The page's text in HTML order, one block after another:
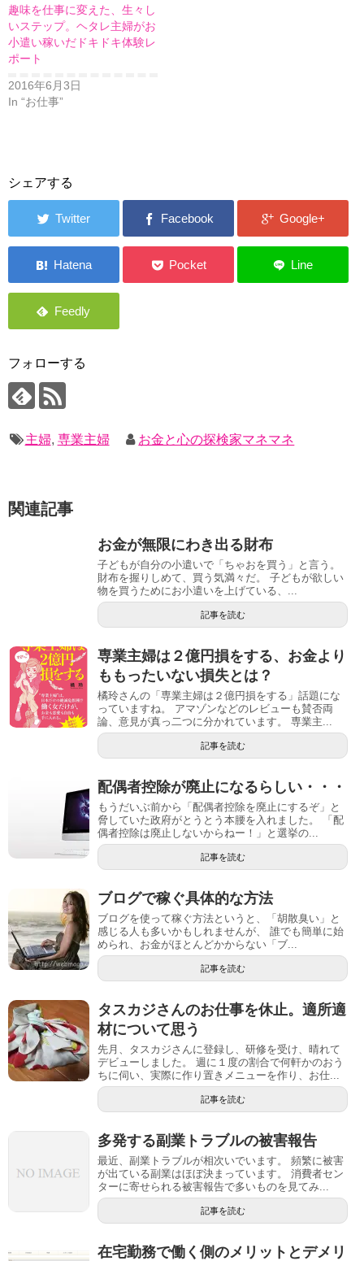
趣味を仕事に変えた、生々し
いステップ。ヘタレ主婦がお
小遣い稼いだドキドキ体験レ
ポート
2016年6月3日
In “お仕事”
シェアする
フォローする
主婦, 専業主婦 お金と心の探検家マネマネ
関連記事
お金が無限にわき出る財布
子どもが自分の小遣いで「ちゃおを買う」と言う。
財布を握りしめて、買う気満々だ。 子どもが欲しい
物を買うためにお小遣いを上げている、...
記事を読む
専業主婦は２億円損をする、お金より
ももったいない損失とは？
橘玲さんの「専業主婦は２億円損をする」話題にな
っていますね。 アマゾンなどのレビューも賛否両
論、意見が真っ二つに分かれています。 専業主...
記事を読む
配偶者控除が廃止になるらしい・・・
もうだいぶ前から「配偶者控除を廃止にするぞ」と
脅していた政府がとうとう本腰を入れました。 「配
偶者控除は廃止しないからねー！」と選挙の...
記事を読む
ブログで稼ぐ具体的な方法
ブログを使って稼ぐ方法というと、「胡散臭い」と
感じる人も多いかもしれませんが、 誰でも簡単に始
められ、お金がほとんどかからない「ブ...
記事を読む
タスカジさんのお仕事を休止。適所適
材について思う
先月、タスカジさんに登録し、研修を受け、晴れて
デビューしました。 週に１度の割合で何軒かのおう
ちに伺い、実際に作り置きメニューを作り、お仕...
記事を読む
多発する副業トラブルの被害報告
最近、副業トラブルが相次いでいます。 頻繁に被害
が出ている副業はほぼ決まっています。 消費者セン
ターに寄せられる被害報告で多いものを見てみ...
記事を読む
​在宅勤務で働く側のメリットとデメリ